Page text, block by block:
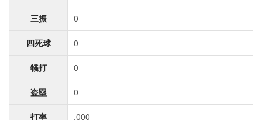
三振 0
四死球 0
犠打 0
盗塁 0
打率 .000